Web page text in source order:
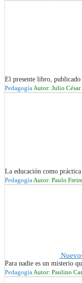
El presente libro,
Pedagogía Autor: Julio
La educación como
Pedagogía Autor: Paulo
Para nadie es un misterio
Pedagogía Autor: Paulino